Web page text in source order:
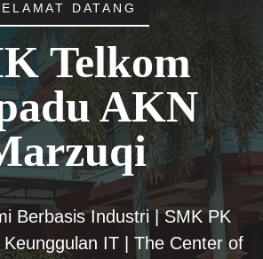
DATANG
Telkom
AKN
Berbasis Industri | SMK PK
IT | The Center of